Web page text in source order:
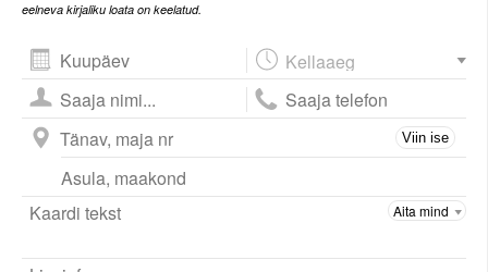
eelneva kirjaliku loata on keelatud.
August 2026
esm tei kol nel ree lau püh
27 28 2
3 4 5
10 11 16
17 18 19 20 21 22 23
Viin ise